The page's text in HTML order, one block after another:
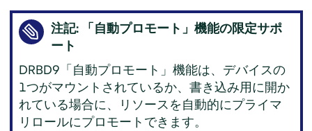
注記: 「自動プロモート 」機能の限定サポ
ート
DRBD9 「自動プロモート 」機能は、デバイスの
1つがマウントされているか、書き込み用に開か
れている場合に、リソースを自動的にプライマ
リロールにプロモートできます。